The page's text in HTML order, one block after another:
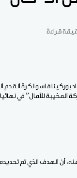
بوركينا فاسو لكرة
المخيبة للآمال” في
أن الهدف الذي تم